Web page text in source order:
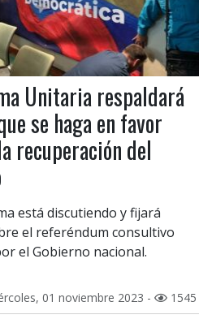
Unitaria respaldará
se haga en favor
recuperación del
está discutiendo y fijará
el referéndum consultivo
el Gobierno nacional.
01 noviembre 2023 - 1545